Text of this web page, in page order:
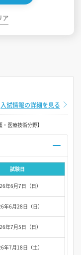
ア
入試情報の詳細を見る
医療技術分野】
試験日
年6月7日（日）
年6月28日（日）
年7月5日（日）
年7月18日（土）